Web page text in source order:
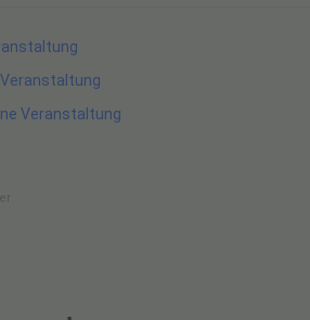
Veranstaltung